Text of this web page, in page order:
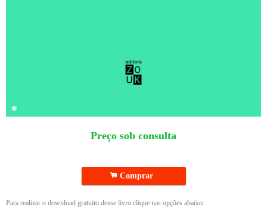
Preço sob consulta
.Comprar
Para realizar o download gratuito desse livro clique nas opções abaixo: